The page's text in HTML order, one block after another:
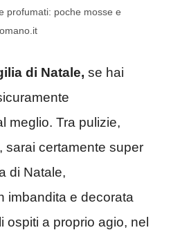
profumati: poche mosse e
di Natale, se hai
meglio. Tra pulizie,
sarai certamente super
di Natale,
imbandita e decorata
ospiti a proprio agio, nel